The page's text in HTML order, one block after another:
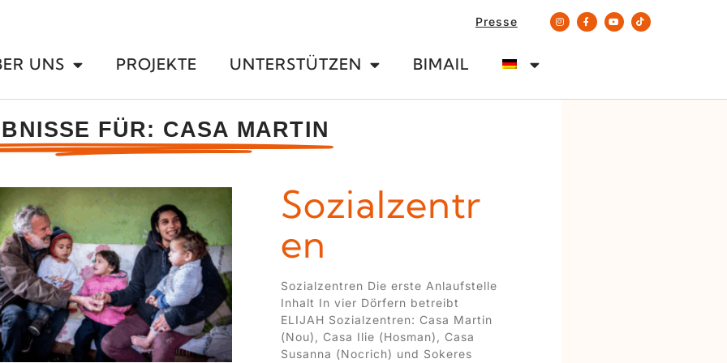
Presse
UNS PROJEKTE UNTERSTÜTZEN BIMAIL
FÜR: CASA MARTIN
Sozialzentr
en
Sozialzentren Die erste Anlaufstelle
Inhalt In vier Dörfern betreibt
ELIJAH Sozialzentren: Casa Martin
(Nou), Casa Ilie (Hosman), Casa
Susanna (Nocrich) und Sokeres